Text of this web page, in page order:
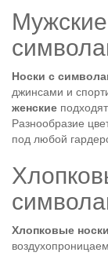
Носки с
джинсами и
женские
Разнообразие
под любой
Хлопковые